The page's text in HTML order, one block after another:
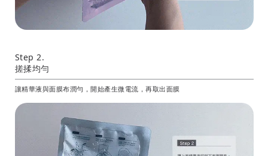
Step 2.
搓揉均勻
讓精華液與面膜布潤勻，開始產生微電流，再取出面膜